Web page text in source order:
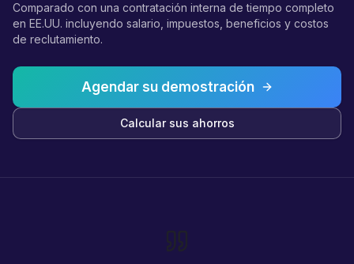
Comparado con una contratación interna de tiempo completo
en EE.UU. incluyendo salario, impuestos, beneficios y costos
de reclutamiento.
Agendar su demostración
Calcular sus ahorros